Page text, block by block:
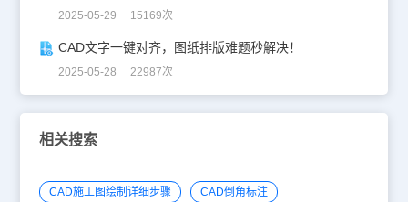
2025-05-29 15169次
CAD文字一键对齐，图纸排版难题秒解决！
2025-05-28 22987次
相关搜索
CAD施工图绘制详细步骤 CAD倒角标注